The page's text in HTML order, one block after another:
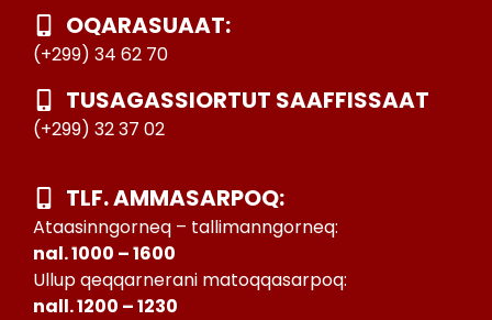
OQARASUAAT:
(+299) 34 62 70
TUSAGASSIORTUT SAAFFISSAAT
(+299) 32 37 02
TLF. AMMASARPOQ:
Ataasinngorneq – tallimanngorneq:
nal. 1000 – 1600
Ullup qeqqarnerani matoqqasarpoq:
nall. 1200 – 1230